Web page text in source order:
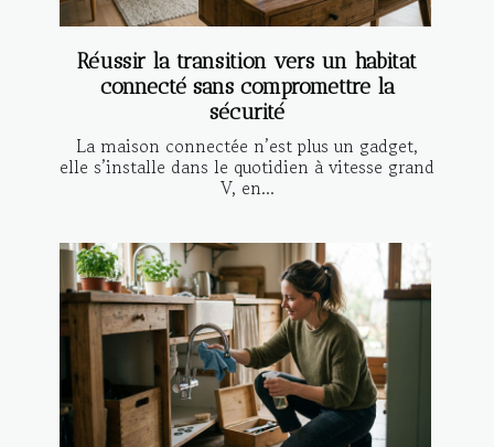
Réussir la transition vers un habitat
connecté sans compromettre la
sécurité
La maison connectée n’est plus un gadget,
elle s’installe dans le quotidien à vitesse grand
V, en...